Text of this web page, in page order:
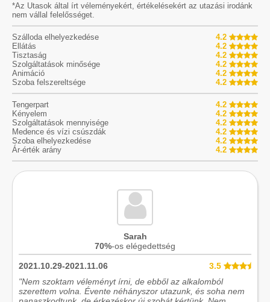
*Az Utasok által írt véleményekért, értékelésekért az utazási irodánk
nem vállal felelősséget.
Szálloda elhelyezkedése
4.2
Ellátás
4.2
Tisztaság
4.2
Szolgáltatások minősége
4.2
Animáció
4.2
Szoba felszereltsége
4.2
Tengerpart
4.2
Kényelem
4.2
Szolgáltatások mennyisége
4.2
Medence és vízi csúszdák
4.2
Szoba elhelyezkedése
4.2
Ár-érték arány
4.2
Sarah
70%-os elégedettség
2021.10.29-2021.11.06
3.5
"Nem szoktam véleményt írni, de ebből az alkalomból
szerettem volna. Évente néhányszor utazunk, és soha nem